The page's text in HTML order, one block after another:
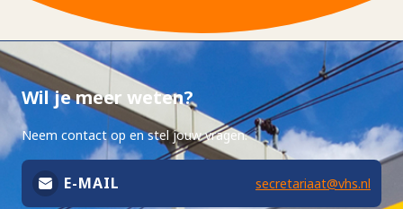
Wil je meer weten?
Neem contact op en stel jouw vragen.
E-MAIL secretariaat@vhs.nl